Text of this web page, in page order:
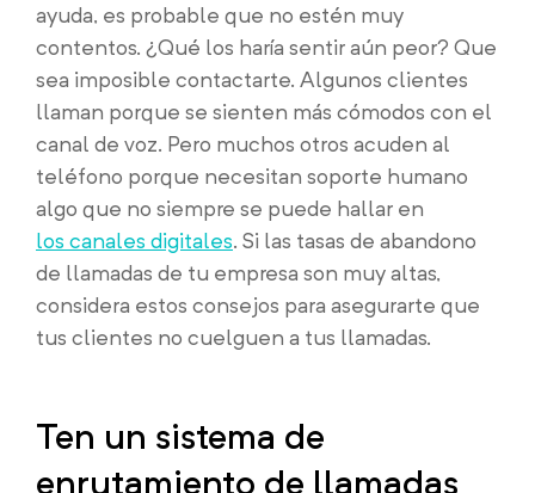
ayuda, es probable que no estén muy
contentos. ¿Qué los haría sentir aún peor? Que
sea imposible contactarte. Algunos clientes
llaman porque se sienten más cómodos con el
canal de voz. Pero muchos otros acuden al
teléfono porque necesitan soporte humano
algo que no siempre se puede hallar en
los canales digitales. Si las tasas de abandono
de llamadas de tu empresa son muy altas,
considera estos consejos para asegurarte que
tus clientes no cuelguen a tus llamadas.
Ten un sistema de
enrutamiento de llamadas